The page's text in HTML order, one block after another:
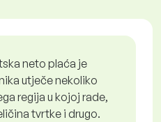
neto plaća je
utječe nekoliko
regija u kojoj rade,
tvrtke i drugo.